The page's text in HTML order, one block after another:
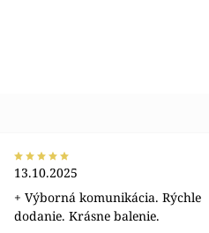
13.10.2025
+ Výborná komunikácia. Rýchle
dodanie. Krásne balenie.